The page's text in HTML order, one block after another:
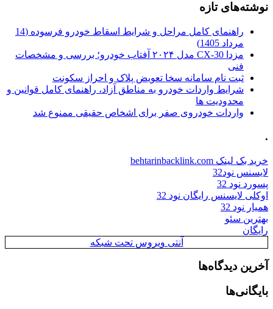
نوشته‌های تازه
راهنمای کامل مراحل و شرایط اسقاط خودرو فرسوده (14
مرداد 1405)
مزدا CX-30 مدل ۲۰۲۴ آفتاب خودرو؛ بررسی و مشخصات
فنی
ثبت نام سامانه سخا تعویض پلاک و احراز سکونت
شرایط واردات خودرو به مناطق آزاد، راهنمای کامل قوانین و
محدودیت ها
واردات خودروی صفر برای اشخاص حقیقی ممنوع شد
.
خرید بک لینک behtarinbacklink.com
لایسنس نود32
پسورد نود 32
اوکلی لایسنس رایگان نود 32
همیار نود 32
بهترین سئو
رایگان
آنتی ویروس تحت شبکه
آخرین دیدگاه‌ها
بایگانی‌ها